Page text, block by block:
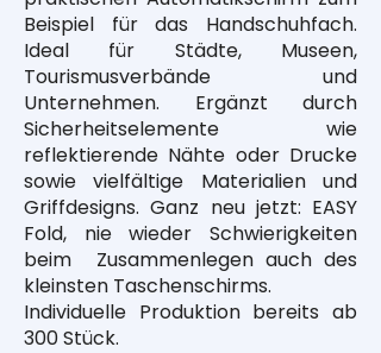
Beispiel für das Handschuhfach.
Ideal für Städte, Museen,
Tourismusverbände und
Unternehmen. Ergänzt durch
Sicherheitselemente wie
reflektierende Nähte oder Drucke
sowie vielfältige Materialien und
Griffdesigns. Ganz neu jetzt: EASY
Fold, nie wieder Schwierigkeiten
beim Zusammenlegen auch des
kleinsten Taschenschirms.
Individuelle Produktion bereits ab
300 Stück.